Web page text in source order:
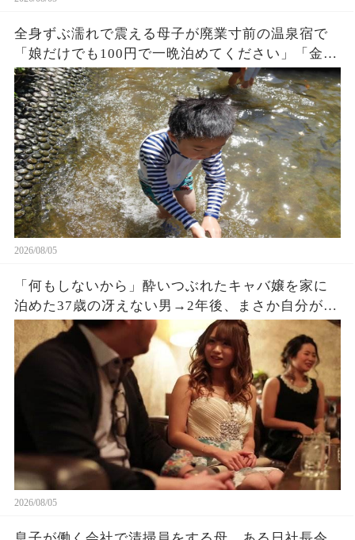
全身ずぶ濡れで震える母子が廃業寸前の温泉宿で
「娘だけでも100円で一晩泊めてください」「金な
んかいらない、中に入りな！」→3ヶ月後、まさか
の出来事に…
2026/08/05
「何もしないから」酔いつぶれたキャバ嬢を家に
泊めた37歳の冴えない男→2年後、まさか自分がこ
うなるとは思っていなかった
2026/08/05